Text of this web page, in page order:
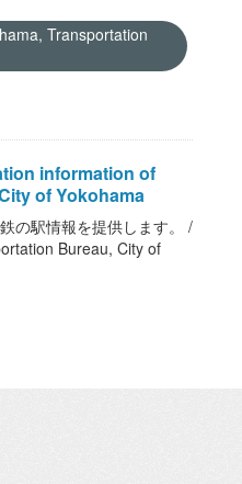
Transportation
information of
of Yokohama
の駅情報を提供します。 /
Bureau, City of